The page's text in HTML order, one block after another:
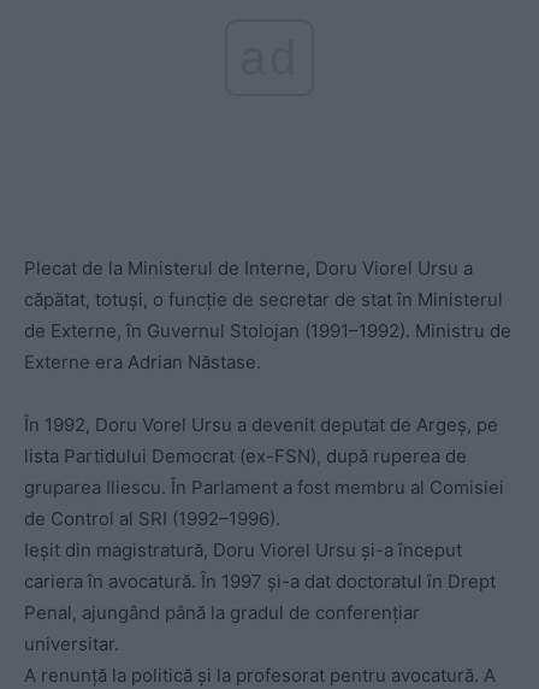
Plecat de la Ministerul de Interne, Doru Viorel Ursu a
căpătat, totuși, o funcție de secretar de stat în Ministerul
de Externe, în Guvernul Stolojan (1991–1992). Ministru de
Externe era Adrian Năstase.
În 1992, Doru Vorel Ursu a devenit deputat de Argeş, pe
lista Partidului Democrat (ex-FSN), după ruperea de
gruparea Iliescu. În Parlament a fost membru al Comisiei
de Control al SRI (1992–1996).
Ieșit din magistratură, Doru Viorel Ursu și-a început
cariera în avocatură. În 1997 și-a dat doctoratul în Drept
Penal, ajungând până la gradul de conferenţiar
universitar.
A renunţă la politică şi la profesorat pentru avocatură. A